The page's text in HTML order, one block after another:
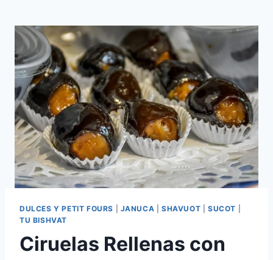
DULCES Y PETIT FOURS JANUCA |SHAVUOT |SUCOT
TU BISHVAT
Ciruelas Rellenas con